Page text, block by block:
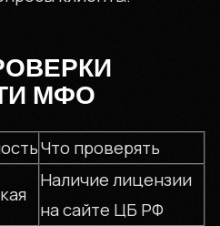
МФО
Что проверять
Наличие лицензии
на сайте ЦБ РФ